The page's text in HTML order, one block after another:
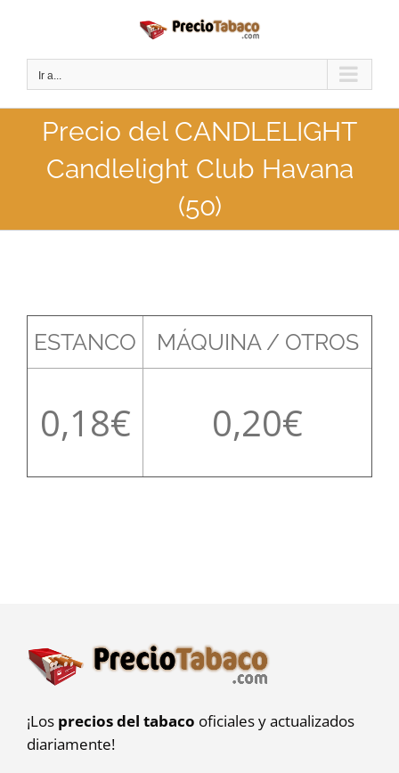
contenido
Ir a...
Precio del CANDLELIGHT
Candlelight Club Havana
(50)
ESTANCO MÁQUINA / OTROS
0,18 0,20
¡Los precios del tabaco oficiales y actualizados
diariamente!